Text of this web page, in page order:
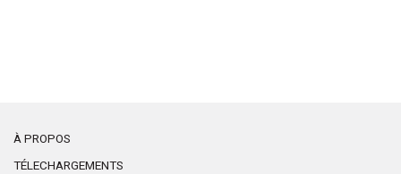
À PROPOS
TÉLECHARGEMENTS